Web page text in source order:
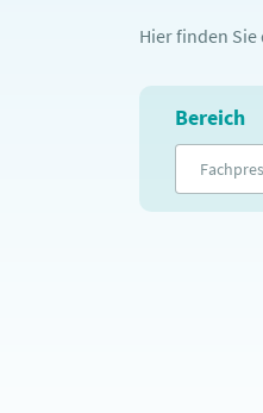
Hier finden
Bereich